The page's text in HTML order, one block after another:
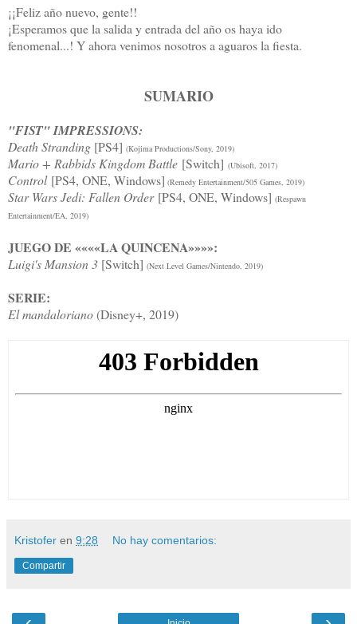
¡¡Feliz año nuevo, gente!!
¡Esperamos que la salida y entrada del año os haya ido
fenomenal...! Y ahora venimos nosotros a aguaros la fiesta.
SUMARIO
"FIST" IMPRESSIONS:
Death Stranding [PS4] (Kojima Productions/Sony, 2019)
Mario + Rabbids Kingdom Battle [Switch] (Ubisoft, 2017)
Control[PS4, ONE, Windows] (Remedy Entertainment/505 Games, 2019)
Star Wars Jedi: Fallen Order[PS4, ONE, Windows] (Respawn
Entertainment/EA, 2019)
JUEGO DE ««««LA QUINCENA»»»»:
Luigi's Mansion 3 [Switch] (Next Level Games/Nintendo, 2019)
SERIE:
El mandaloriano(Disney+, 2019)
Kristofer en 9:28 No hay comentarios:
Compartir